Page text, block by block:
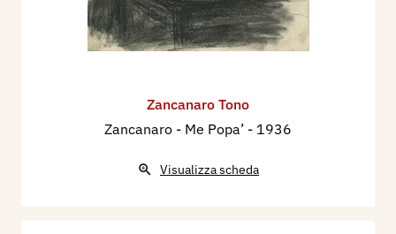
Zancanaro Tono
Zancanaro - Me Popa’ - 1936
Visualizza scheda